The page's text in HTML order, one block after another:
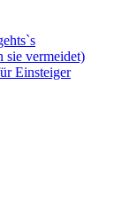
sie vermeidet)
Einsteiger